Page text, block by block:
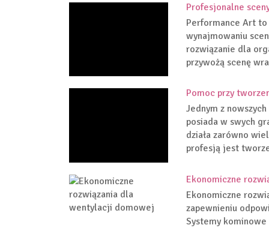
Profesjonalne
Performance Art to
wynajmowaniu
rozwiązanie dla
przywożą scenę
Pomoc przy
Jednym z
posiada w swych
działa zarówno
profesją jest
Ekonomiczne
Ekonomiczne
zapewnieniu
Systemy